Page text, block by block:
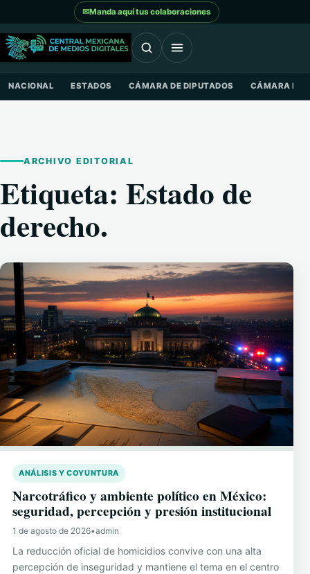
Saltar al contenido
✉Manda aquí tus colaboraciones
NACIONAL ESTADOS CÁMARA DE DIPUTADOS CÁMARA DE
ARCHIVO EDITORIAL
Etiqueta: Estado de
derecho.
ANÁLISIS Y COYUNTURA
Narcotráfico y ambiente político en México:
seguridad, percepción y presión institucional
1 de agosto de 2026•admin
La reducción oficial de homicidios convive con una alta
percepción de inseguridad y mantiene el tema en el centro